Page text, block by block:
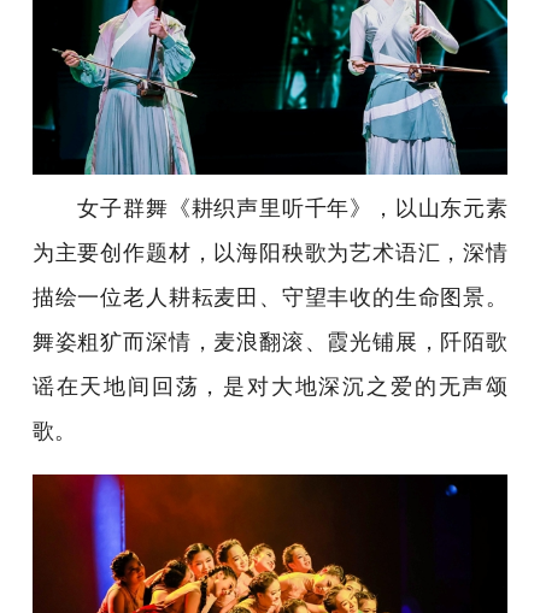
女子群舞《耕织声里听千年》，以山东元素
为主要创作题材，以海阳秧歌为艺术语汇，深情
描绘一位老人耕耘麦田、守望丰收的生命图景。
舞姿粗犷而深情，麦浪翻滚、霞光铺展，阡陌歌
谣在天地间回荡，是对大地深沉之爱的无声颂
歌。